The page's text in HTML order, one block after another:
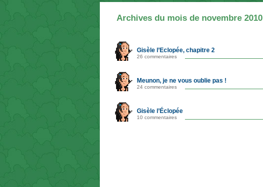
Archives du mois de novembre 2010
Gisèle l’Eclopée, chapitre 2
26 commentaires
Meunon, je ne vous oublie pas !
24 commentaires
Gisèle l’Éclopée
10 commentaires